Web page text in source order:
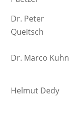
Dr. Peter
Queitsch
Dr. Marco Kuhn
Helmut Dedy